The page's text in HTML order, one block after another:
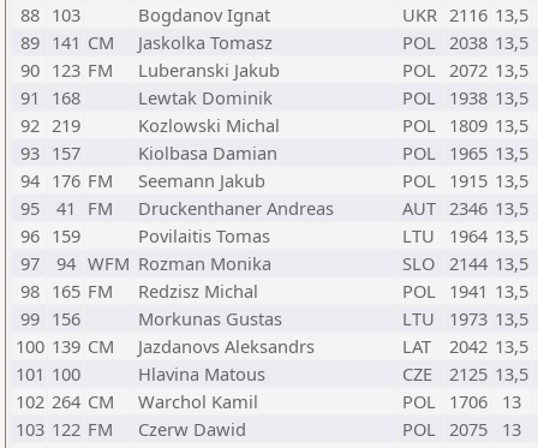
88 103 Bogdanov Ignat UKR 2116 13,5
89 141 CM Jaskolka Tomasz POL 2038 13,5
90 123 FM Luberanski Jakub POL 2072 13,5
91
168 Lewtak Dominik POL 1938 13,5
92 219 Kozlowski Michal POL 1809 13,5
93 157 Kiolbasa Damian POL 1965 13,5
94 176 FM Seemann Jakub POL 1915 13,5
95
41 FM Druckenthaner Andreas AUT 2346 13,5
96 159 Povilaitis Tomas LTU 1964 13,5
97
94 WFM Rozman Monika SLO 2144 13,5
98 165 FM Redzisz Michal POL 1941 13,5
99 156 Morkunas Gustas LTU 1973 13,5
100 139 CM Jazdanovs Aleksandrs LAT 2042 13,5
101 100 Hlavina Matous CZE 2125 13,5
102 264 CM Warchol Kamil POL 1706
13
103 122 FM Czerw Dawid POL 2075
13